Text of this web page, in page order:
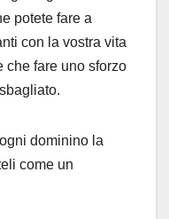
potete fare a
con la vostra vita
che fare uno sforzo
dominino la
come un